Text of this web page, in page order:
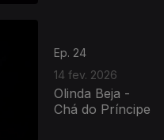
Ep. 24
14 fev. 2026
Olinda Beja -
Chá do Príncipe